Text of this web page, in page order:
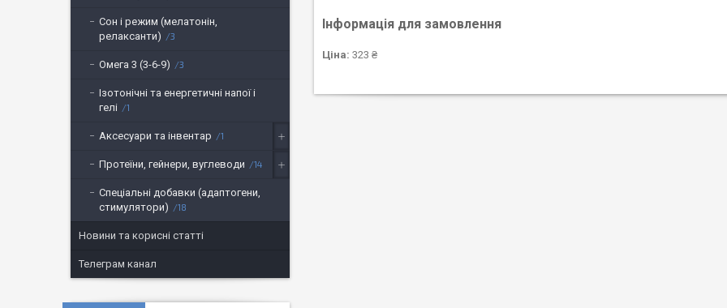
Інформація для замовлення
Ціна: 323 ₴
Сон і режим (мелатонін,
релаксанти)
3
Омега 3 (3-6-9) 3
Ізотонічні та енергетичні напої і
гелі
1
Аксесуари та інвентар 1
Протеїни, гейнери, вуглеводи 14
Спеціальні добавки (адаптогени,
стимулятори)
18
Новини та корисні статті
Телеграм канал